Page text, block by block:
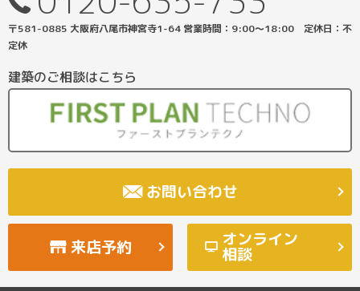
〒581-0885 大阪府八尾市神宮寺1-64 営業時間：9:00〜18:00 定休日：不
定休
建築のご相談はこちら
お問い合わせ
来店予約 オンライン
相談